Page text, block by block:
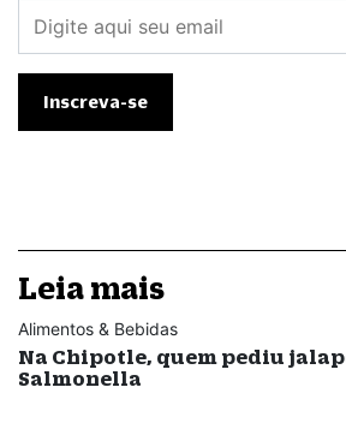
Leia mais
Alimentos & Bebidas
Na Chipotle, quem pediu
Salmonella